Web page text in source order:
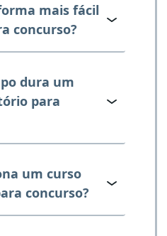
mais fácil
concurso?
dura um
para
um curso
concurso?